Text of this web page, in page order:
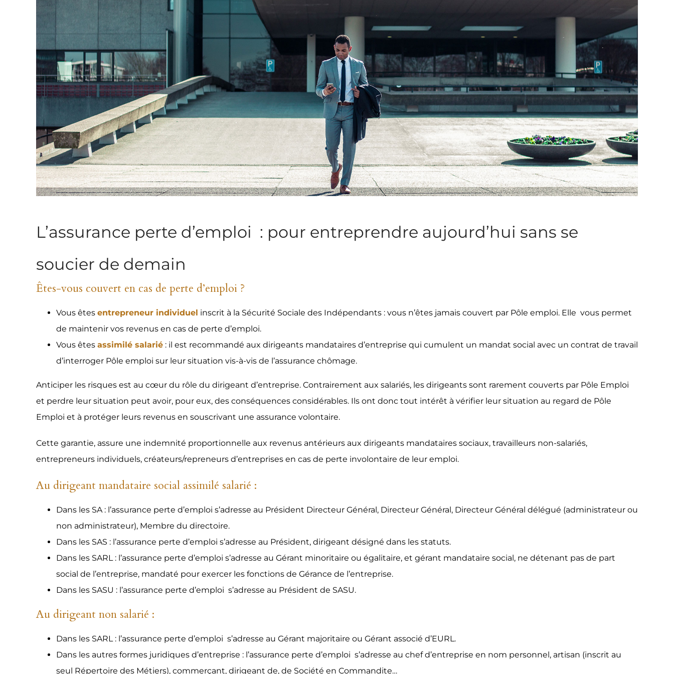
L’assurance perte d’emploi : pour entreprendre aujourd’hui sans se
soucier de demain
Êtes-vous couvert en cas de perte d’emploi ?
Vous êtes entrepreneur individuel inscrit à la Sécurité Sociale des Indépendants : vous n’êtes jamais couvert par Pôle emploi. Elle vous permet
de maintenir vos revenus en cas de perte d’emploi.
Vous êtes assimilé salarié : il est recommandé aux dirigeants mandataires d’entreprise qui cumulent un mandat social avec un contrat de travail
d’interroger Pôle emploi sur leur situation vis-à-vis de l’assurance chômage.
Anticiper les risques est au cœur du rôle du dirigeant d’entreprise. Contrairement aux salariés, les dirigeants sont rarement couverts par Pôle Emploi
et perdre leur situation peut avoir, pour eux, des conséquences considérables. Ils ont donc tout intérêt à vérifier leur situation au regard de Pôle
Emploi et à protéger leurs revenus en souscrivant une assurance volontaire.
Cette garantie, assure une indemnité proportionnelle aux revenus antérieurs aux dirigeants mandataires sociaux, travailleurs non-salariés,
entrepreneurs individuels, créateurs/repreneurs d’entreprises en cas de perte involontaire de leur emploi.
Au dirigeant mandataire social assimilé salarié :
Dans les SA : l’assurance perte d’emploi s’adresse au Président Directeur Général, Directeur Général, Directeur Général délégué (administrateur ou
non administrateur), Membre du directoire.
Dans les SAS : l’assurance perte d’emploi s’adresse au Président, dirigeant désigné dans les statuts.
Dans les SARL : l’assurance perte d’emploi s’adresse au Gérant minoritaire ou égalitaire, et gérant mandataire social, ne détenant pas de part
social de l’entreprise, mandaté pour exercer les fonctions de Gérance de l’entreprise.
Dans les SASU : l’assurance perte d’emploi s’adresse au Président de SASU.
Au dirigeant non salarié :
Dans les SARL : l’assurance perte d’emploi s’adresse au Gérant majoritaire ou Gérant associé d’EURL.
Dans les autres formes juridiques d’entreprise : l’assurance perte d’emploi s’adresse au chef d’entreprise en nom personnel, artisan (inscrit au
seul Répertoire des Métiers), commerçant, dirigeant de, de Société en Commandite…